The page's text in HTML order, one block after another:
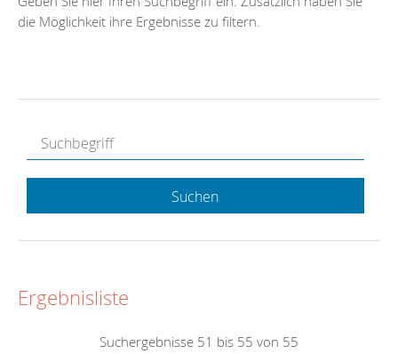
die Möglichkeit ihre Ergebnisse zu filtern.
Suchen
Ergebnisliste
Suchergebnisse 51 bis 55 von 55